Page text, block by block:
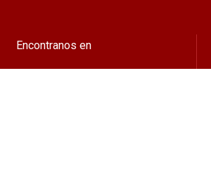
Encontranos en